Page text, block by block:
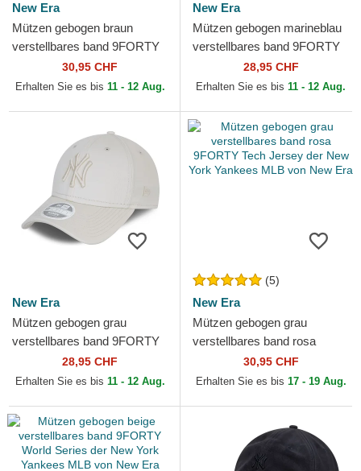
New Era
Mützen gebogen braun
verstellbares band 9FORTY
Tonal Icon der Los Angeles
Dodgers MLB von New Era
30,95 CHF
Erhalten Sie es bis 11 - 12 Aug.
New Era
Mützen gebogen marineblau
verstellbares band 9FORTY
Outline der New York
Yankees MLB von New Era
28,95 CHF
Erhalten Sie es bis 11 - 12 Aug.
New Era
Mützen gebogen grau
verstellbares band 9FORTY
Tonal der New York Yankees
MLB von New Era
28,95 CHF
Erhalten Sie es bis 11 - 12 Aug.
(5)
New Era
Mützen gebogen grau
verstellbares band rosa
9FORTY Tech Jersey der
New York Yankees MLB von
30,95 CHF
Erhalten Sie es bis 17 - 19 Aug.